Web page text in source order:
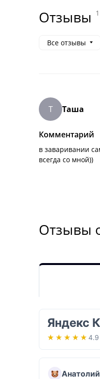
Отзывы
Отзывы
Все отзывы
Т Таша
Комментарий
в заваривании
всегда со мной))
Отзывы
Яндекс
★★★★★
★★★★★